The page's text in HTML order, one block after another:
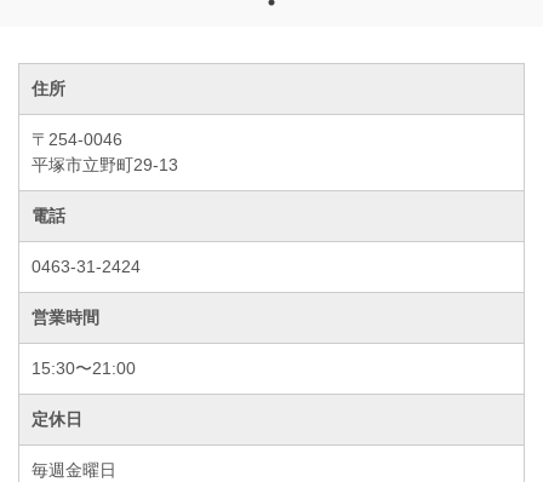
住所
〒254-0046
平塚市立野町29-13
電話
0463-31-2424
営業時間
15:30〜21:00
定休日
毎週金曜日